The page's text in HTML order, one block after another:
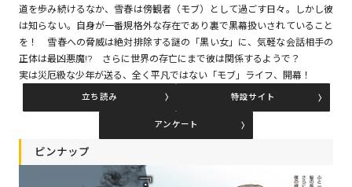
コミックパルフェ
道を歩み続けるなか、雪春は傍観者（モブ）として過ごす日々。しかし彼
は知らない。自身が一番規格外な存在であり裏で黒幕扱いされていること
を！ 雪春への脅威は絶対排除する謎の「黒い女」に、気軽な会話相手の
正体は最凶悪魔!? さらに世界の存亡にまで彼は関係するようで？
実は災厄級な少年が送る、全く平凡ではない「モブ」ライフ、開幕！
立ち読み 特設サイト
アンケート
ピンナップ